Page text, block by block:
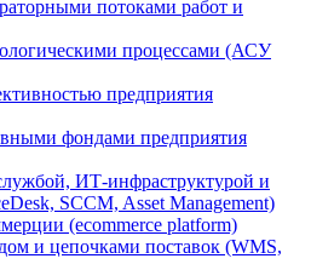
потоками работ и
процессами (АСУ
предприятия
фондами предприятия
ИТ-инфраструктурой и
SCCM, Asset Management)
(ecommerce platform)
и цепочками поставок (WMS,